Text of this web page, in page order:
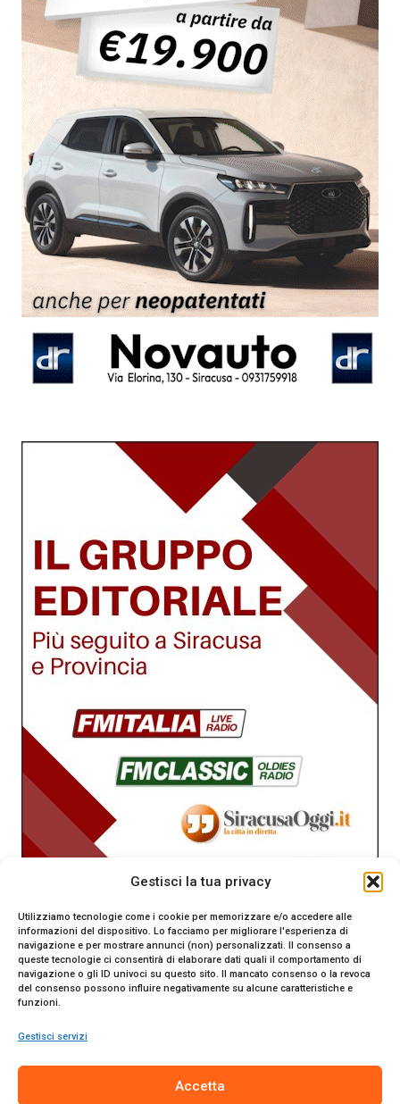
Gestisci la tua privacy
Utilizziamo tecnologie come i cookie per memorizzare e/o accedere alle
informazioni del dispositivo. Lo facciamo per migliorare l'esperienza di
navigazione e per mostrare annunci (non) personalizzati. Il consenso a
queste tecnologie ci consentirà di elaborare dati quali il comportamento di
navigazione o gli ID univoci su questo sito. Il mancato consenso o la revoca
del consenso possono influire negativamente su alcune caratteristiche e
funzioni.
Gestisci servizi
Accetta
Tribunale di Siracusa. Direttore responsabile Gianni Catania.